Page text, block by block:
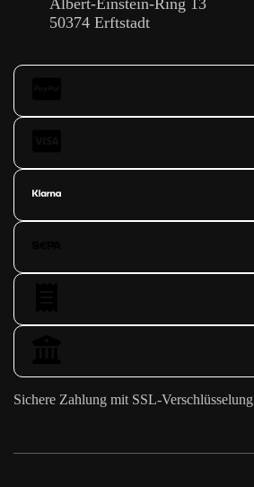
50374 Erftstadt
Sichere Zahlung mit SSL-Verschlüsselung